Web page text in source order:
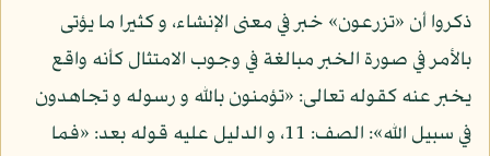
ذكروا أن «تزرعون» خبر في معنى الإنشاء، و كثيرا ما يؤتى
بالأمر في صورة الخبر مبالغة في وجوب الامتثال كأنه واقع
يخبر عنه كقوله تعالى: «تؤمنون بالله و رسوله و تجاهدون
في سبيل الله»: الصف: 11، و الدليل عليه قوله بعد: «فما